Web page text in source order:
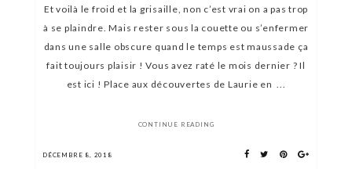
Et voilà le froid et la grisaille, non c’est vrai on a pas trop
à se plaindre. Mais rester sous la couette ou s’enfermer
dans une salle obscure quand le temps est maussade ça
fait toujours plaisir ! Vous avez raté le mois dernier ? Il
est ici ! Place aux découvertes de Laurie en ...
CONTINUE READING
DÉCEMBRE 8, 2018